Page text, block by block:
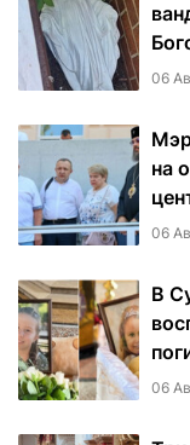
06
на
06
В
06